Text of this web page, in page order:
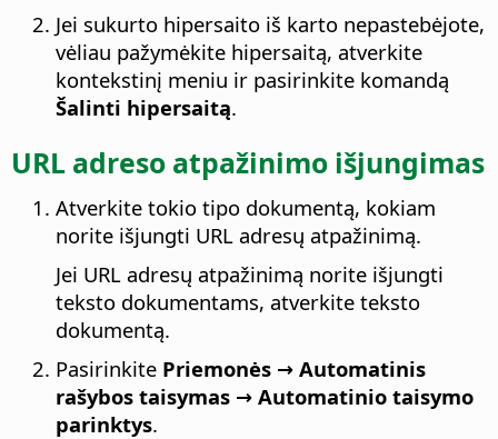
Jei sukurto hipersaito iš karto nepastebėjote,
vėliau pažymėkite hipersaitą, atverkite
kontekstinį meniu ir pasirinkite komandą
Šalinti hipersaitą.
URL adreso atpažinimo išjungimas
Atverkite tokio tipo dokumentą, kokiam
norite išjungti URL adresų atpažinimą.
Jei URL adresų atpažinimą norite išjungti
teksto dokumentams, atverkite teksto
dokumentą.
Pasirinkite Priemonės → Automatinis
rašybos taisymas → Automatinio taisymo
parinktys.